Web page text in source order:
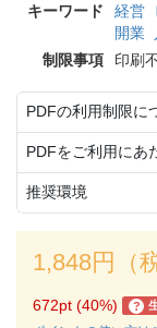
キーワード
経営
開業
制限事項
印刷
PDFの利用制限に
PDFをご利用にあ
推奨環境
1,848円（
672pt (40%) ?